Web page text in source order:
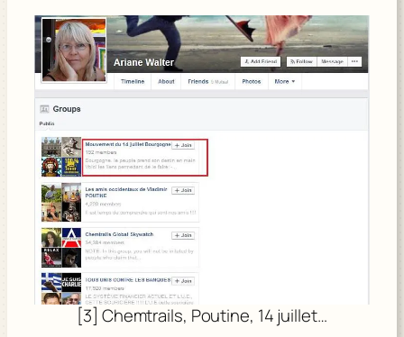
[3] Chemtrails, Poutine, 14 juillet…